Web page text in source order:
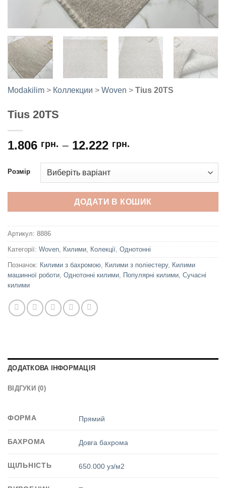
Modakilim > Коллекции > Woven > Tius 20TS
Tius 20TS
1.806 грн. – 12.222 грн.
Розмір
ДОДАТИ В КОШИК
Артикул: 8886
Категорії: Woven, Килими, Колекції, Однотонні
Позначок: Килими з бахромою, Килими з поліестеру, Килими
машинної роботи, Однотонні килими, Популярні килими, Сучасні
килими
ДОДАТКОВА ІНФОРМАЦІЯ
ВІДГУКИ (0)
ФОРМА Прямий
БАХРОМА Довга бахрома
ЩІЛЬНІСТЬ 650.000 уз/м2